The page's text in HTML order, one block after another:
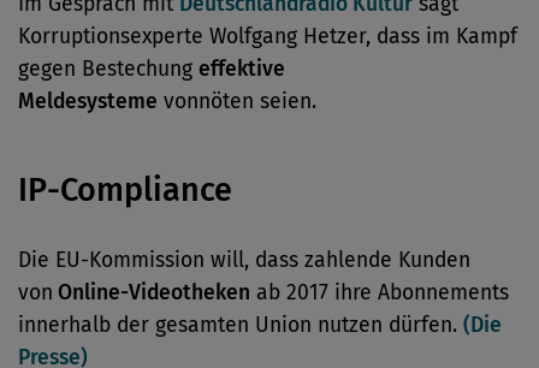
Korruptionsexperte Wolfgang Hetzer, dass im Kampf
gegen Bestechung effektive
Meldesysteme vonnöten seien.
IP-Compliance
Die EU-Kommission will, dass zahlende Kunden
von Online-Videotheken ab 2017 ihre Abonnements
innerhalb der gesamten Union nutzen dürfen. (Die
Presse)